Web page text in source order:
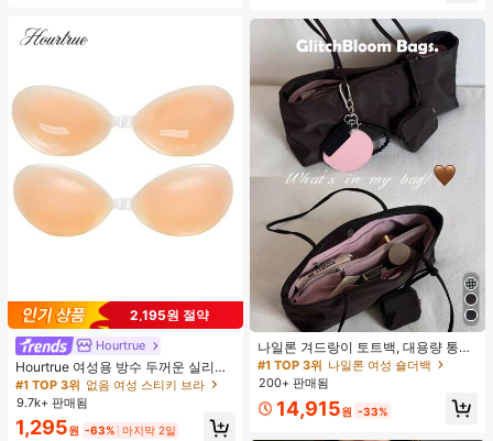
2,195원 절약
Hourtrue
Hourtrue 여성용 방수 두꺼운 실리콘
가슴 페탈, 작은 가슴 리프트업 & 푸시
인용, 웨딩 촬영 및 들러리용
#1 TOP 3위 없음 여성 스티키 브라
9.7k+ 판매됨
1,295원 -63% 마지막 2일
나일론 겨드랑이 토트백, 대용량 통근
숄더백, 작은 메이크업 백 포함, 펜던
트 미포함, 가벼운 일상 핸드백 (펜던
트 미포함)
#1 TOP 3위 나일론 여성 숄더백
200+ 판매됨
14,915원 -33%